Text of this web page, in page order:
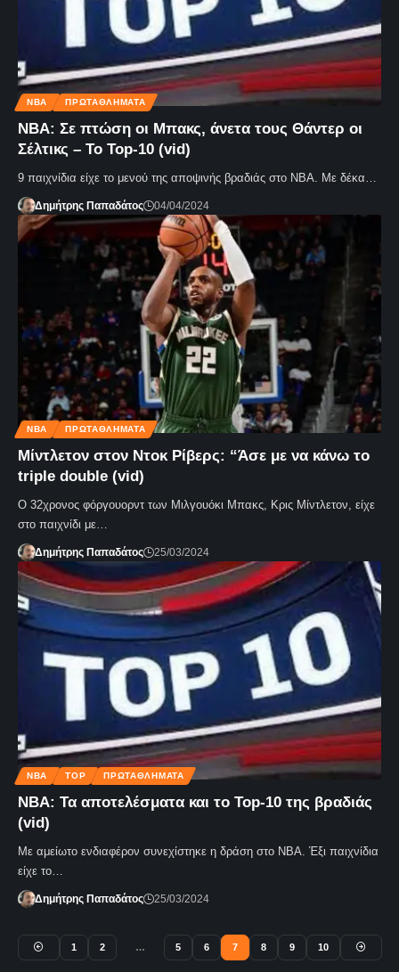
NBA ΠΡΩΤΑΘΛΗΜΑΤΑ
NBA: Σε πτώση οι Μπακς, άνετα τους Θάντερ οι
Σέλτικς – Το Top-10 (vid)
9 παιχνίδια είχε το μενού της αποψινής βραδιάς στο NBA. Με δέκα…
Δημήτρης Παπαδάτος 04/04/2024
NBA ΠΡΩΤΑΘΛΗΜΑΤΑ
Μίντλετον στον Ντοκ Ρίβερς: “Άσε με να κάνω το
triple double (vid)
Ο 32χρονος φόργουορντ των Μιλγουόκι Μπακς, Κρις Μίντλετον, είχε
στο παιχνίδι με…
Δημήτρης Παπαδάτος 25/03/2024
NBA TOP ΠΡΩΤΑΘΛΗΜΑΤΑ
NBA: Τα αποτελέσματα και το Top-10 της βραδιάς
(vid)
Με αμείωτο ενδιαφέρον συνεχίστηκε η δράση στο NBA. Έξι παιχνίδια
είχε το…
Δημήτρης Παπαδάτος 25/03/2024
1 2 … 5 6 7 8 9 10